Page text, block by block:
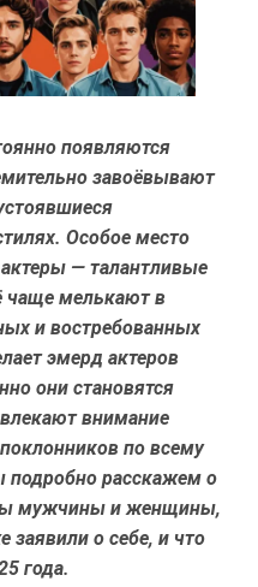
появляются
завоёвывают
Особое место
— талантливые
чаще мелькают в
и востребованных
эмерд актеров
они становятся
внимание
по всему
подробно расскажем о
мужчины и женщины,
о себе, и что
года.